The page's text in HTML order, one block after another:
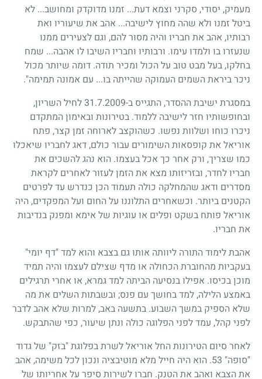
מעמיק, יסודי, סקרני וצמא דעת... זמנו מדוקדק ומחושב... לא
ביטל זמנו ולא שהה מחוץ לישיבה... אהב את שיעוריו ואת
רבותיו, אהב את חבריו והיה מסור להם, וגם לצעירים ממנו
שנעזרו בו ולמדו עימו. ורבותיו וחבריו השיבו לו אהבה... שמח
בחלקו, בעל מבט טוב על הכול ומכיר תודה. דומה שיותר מכול
ניכר ביראת השמים העמוקה שהייתה בו... עם אמונה תמימה".
במסגרת ישיבת ההסדר, התגייס ב-31.7.2009 לחיל השריון,
ובחופשותיו חזר לישיבה ללמוד. בטירונות ובאימון המתקדם
ניכרו כוחו ושלוות נפשו. כשהוקצב לארוחה זמן קצר, פתח
אוריאל את קופסאות השימורים עבור כולם, דאג לחבריו שיאכלו
כמו שצריך, ורק אחר כך אכל בעצמו. הוא נהג להשכים את
חבריו לחדר, ובזריזותו מצא את הזמן לעזור לאחרים לקראת
מסדרים ודאג שהמחלקה כולה תעמוד הכן כנדרש עד לפרטים
הקטנים ביותר. וכשאחרים התלוננו על החום ועל המפקדים, היה
אוריאל פותח בשקט ופלים או עוגיות של אימא ומפנק בנדיבות
את חבריו.
אהבת לימוד התורה ליוותה אותו גם בצבא והוא למד "דף יומי"
בעקביות מהחוברת הכחולה או מדף שצילם לעצמו והיה תמיד
מוכן בכיסו. אפילו בנסיעה הביתה למד גמרא, או אחרי תרגילים
באמצע הלילה, למד בחושך עם פנס; ובשבתות השלים את מה
שלא הספיק במשך השבוע. בתשעה באב, למרות שלא אהב לדבר
לפני קהל, עמד לפני הפלוגה כולה ונתן שיעור, כפי שהתבקש.
לאחר סיום הטירונות החל אוריאל לשרת בפלוגת "בזק" של גדוד
"סופה" 53. הוא היה חייל מלא מוטיבציה ונכון לכל משימה, אהב
את הצבא ואהב את הטנק. חברו לשירות סיפר על אחריותו של